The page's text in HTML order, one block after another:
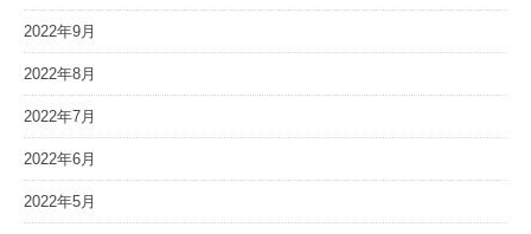
2022年9月
2022年8月
2022年7月
2022年6月
2022年5月